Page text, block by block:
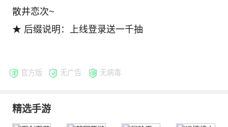
散井恋次~
★ 后缀说明：上线登录送一千抽
官方版 无广告 无病毒
精选手游